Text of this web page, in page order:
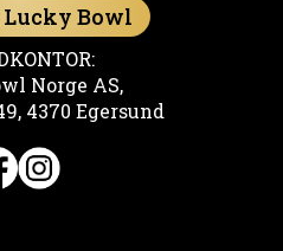
Bowl
Norge AS,
4370 Egersund